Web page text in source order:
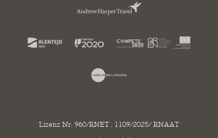
Lizenz Nr. 960/RNET . 1109/2025/ RNAAT